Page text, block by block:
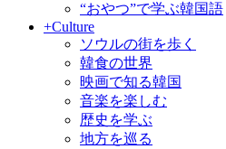
“おやつ”で学ぶ韓国語
+Culture
ソウルの街を歩く
韓食の世界
映画で知る韓国
音楽を楽しむ
歴史を学ぶ
地方を巡る